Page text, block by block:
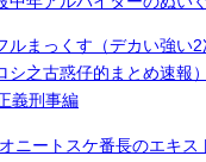
ルまっくす（デカい強い
シ之古惑仔的まとめ速報
義刑事編
ニートスケ番長のエキス